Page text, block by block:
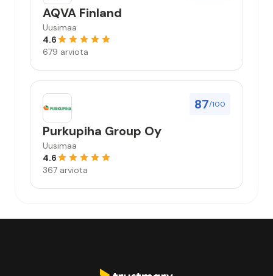
AQVA Finland
Uusimaa
4.6
679 arviota
87/100
Purkupiha Group Oy
Uusimaa
4.6
367 arviota